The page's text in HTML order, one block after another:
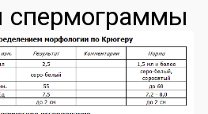
спермограммы